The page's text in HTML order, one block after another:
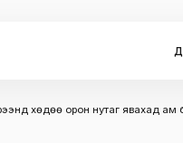
хөдөө орон нутаг явахад ам